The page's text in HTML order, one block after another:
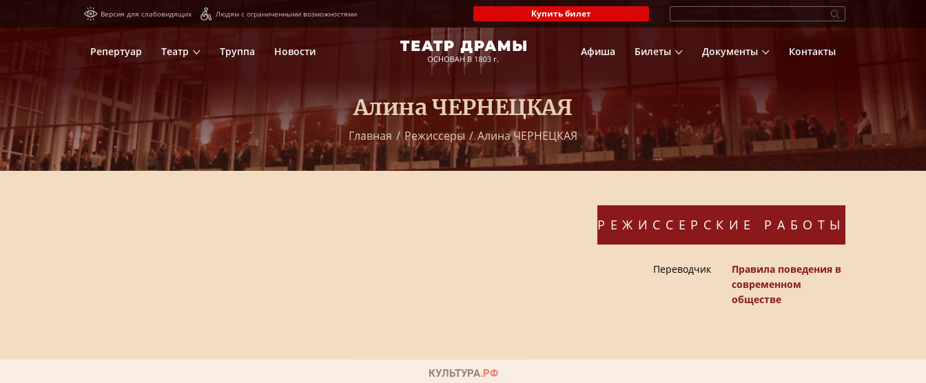
Версия для слабовидящих Людям с ограниченными возможностями Купить билет
Репертуар Театр Труппа Новости Афиша Билеты Документы Контакты
Алина ЧЕРНЕЦКАЯ
Главная / Режиссеры / Алина ЧЕРНЕЦКАЯ
РЕЖИССЕРСКИЕ РАБОТЫ
Переводчик
Правила поведения в
современном
обществе